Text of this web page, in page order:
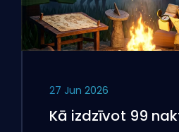
27 Jun 2026
Kā izdzīvot 99